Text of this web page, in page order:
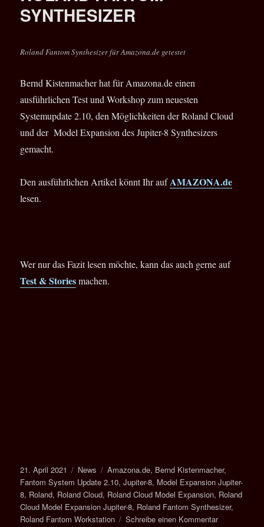
SYNTHESIZER
Roland Fantom Synthesizer für Amazona.de getestet
Bernd Kistenmacher hat für Amazona.de einen
ausführlichen Test und Workshop zum neuesten
Systemupdate 2.10, den Möglichkeiten der Roland Cloud
und der Model Expansion des Jupiter-8 Synthesizers
gemacht.
Den ausführlichen Artikel könnt Ihr aufAMAZONA.de
lesen.
Wer nur das Fazit lesen möchte, kann das auch gerne auf
Test & Storiesmachen.
Veröffentlicht
am
21. April 2021 Kategorien
News Schlagwörter
Amazona.de, Bernd Kistenmacher,
Fantom System Update 2.10,Jupiter-8, Model Expansion Jupiter-
8, Roland, Roland Cloud, Roland Cloud Model Expansion, Roland
Cloud Model Expansion Jupiter-8, Roland Fantom Synthesizer,
Roland Fantom Workstation
Schreibe einen Kommentarzu